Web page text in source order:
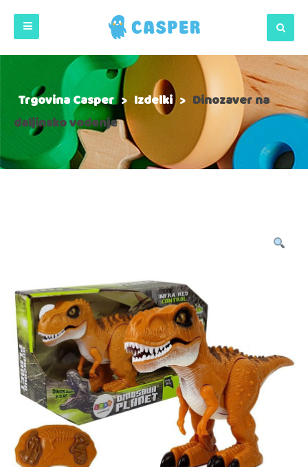
Trgovina Casper> Izdelki > Dinozaver na
daljinsko vodenje